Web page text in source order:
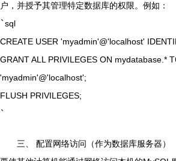
户，并授予其管理特定数据库的权限。例如：
`sql
CREATE USER 'myadmin'@'localhost'
GRANT ALL PRIVILEGES ON mydatabase.*
'myadmin'@'localhost';
FLUSH PRIVILEGES;
`
三、 配置网络访问（作为数据库服务器）